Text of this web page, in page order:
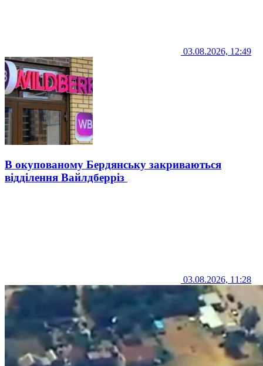
03.08.2026, 12:49
В окупованому Бердянську закриваються
відділення Вайлдберріз
03.08.2026, 11:28